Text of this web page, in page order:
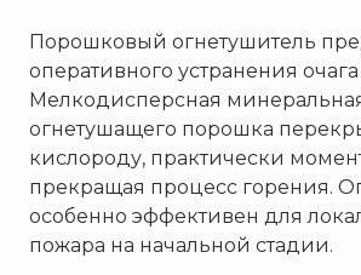
Специнформатика-СИ
Спецприбор
СПИ
ТЕМПЕРО
Феникс
Элемент
Порошковый огнетушитель
оперативного устранения
Мелкодисперсная
огнетушащего порошка
кислороду, практически
прекращая процесс горения.
особенно эффективен для
пожара на начальной стадии.